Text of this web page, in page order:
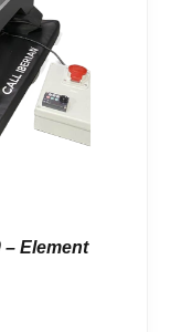
Element